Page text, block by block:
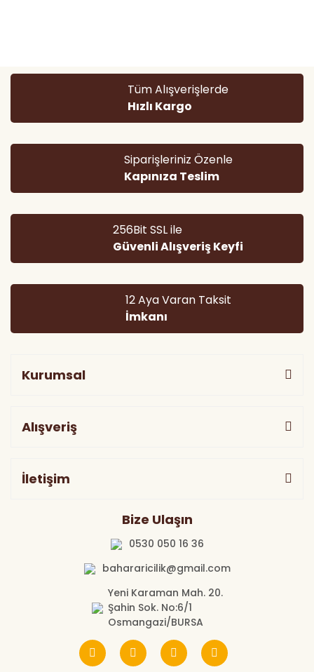
Ürün resmi kalitesiz, bozuk veya görüntülenemiyor.
Ürün açıklamasında eksik bilgiler bulunuyor.
Ürün bilgilerinde hatalar bulunuyor.
Bu ürüne benzer farklı alternatifler olmalı.
Gönder
Tüm Alışverişlerde
Hızlı Kargo
Siparişleriniz Özenle
Kapınıza Teslim
256Bit SSL ile
Güvenli Alışveriş Keyfi
12 Aya Varan Taksit
İmkanı
Kurumsal
Alışveriş
İletişim
Bize Ulaşın
0530 050 16 36
bahararicilik@gmail.com
Yeni Karaman Mah. 20.
Şahin Sok. No:6/1
Osmangazi/BURSA